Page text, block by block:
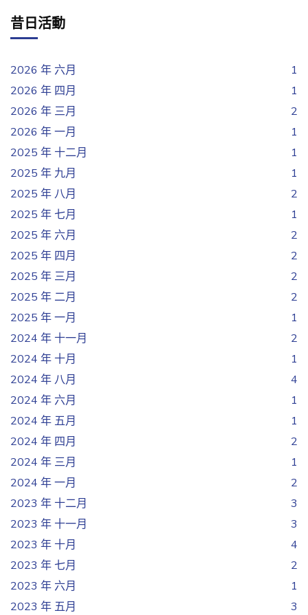
昔日活動
2026 年 六月
1
2026 年 四月
1
2026 年 三月
2
2026 年 一月
1
2025 年 十二月
1
2025 年 九月
1
2025 年 八月
2
2025 年 七月
1
2025 年 六月
2
2025 年 四月
2
2025 年 三月
2
2025 年 二月
2
2025 年 一月
1
2024 年 十一月
2
2024 年 十月
1
2024 年 八月
4
2024 年 六月
1
2024 年 五月
1
2024 年 四月
2
2024 年 三月
1
2024 年 一月
2
2023 年 十二月
3
2023 年 十一月
3
2023 年 十月
4
2023 年 七月
2
2023 年 六月
1
2023 年 五月
3